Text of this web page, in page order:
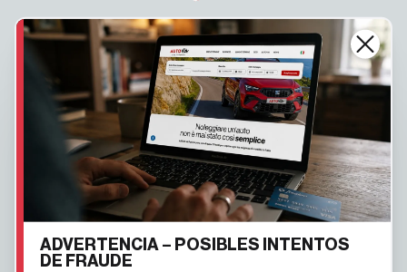
ADVERTENCIA – POSIBLES INTENTOS
DE FRAUDE